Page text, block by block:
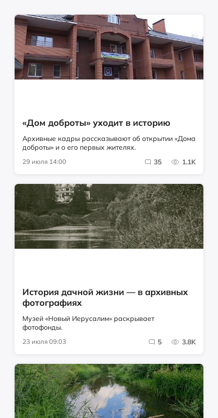
«Дом доброты» уходит в историю
Архивные кадры рассказывают об открытии «Дома
доброты» и о его первых жителях.
29 июля 14:00 35 1.1K
История дачной жизни — в архивных
фотографиях
Музей «Новый Иерусалим» раскрывает
фотофонды.
23 июля 09:03 5 3.8K